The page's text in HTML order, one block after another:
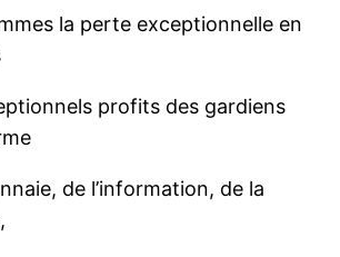
la perte exceptionnelle en
profits des gardiens
de l’information, de la